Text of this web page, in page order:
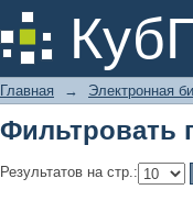
Фильтровать
Главная → Электронная
Фильтровать
Результатов на стр.: